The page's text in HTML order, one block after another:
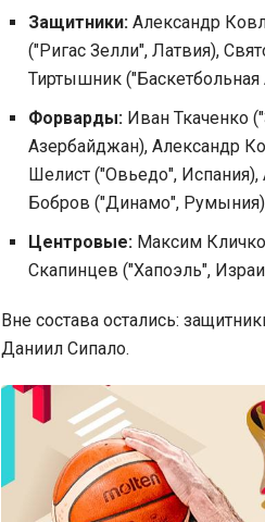
Защитники: Александр
("Ригас Зелли", Латвия),
Тиртышник ("Баскетбольная
Форварды: Иван Ткаченко
Азербайджан), Александр
Шелист ("Овьедо", Испания),
Бобров ("Динамо",
Центровые: Максим
Скапинцев ("Хапоэль",
Вне состава остались:
Даниил Сипало.